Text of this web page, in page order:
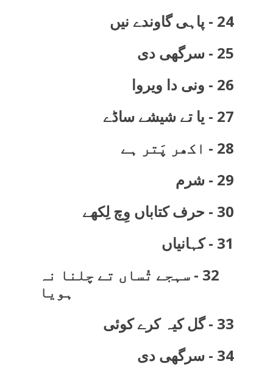
34 - سرگھی دی
33 - گل کیہ کرے کوئی
32 - سہجے تُساں تے چلنا نہ
ہویا
31 - کہانیاں
30 - حرف کتاباں وِچ لِکھے
29 - شرم
28 - اکھر پَتر ہے
27 - یا تے شیشے ساڈے
26 - ونی دا ویروا
25 - سرگھی دی
24 - پاہی گاوندے نیں